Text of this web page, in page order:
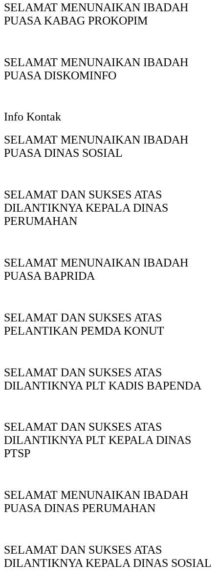
SELAMAT MENUNAIKAN IBADAH
PUASA KABAG PROKOPIM
SELAMAT MENUNAIKAN IBADAH
PUASA DISKOMINFO
Info Kontak
SELAMAT MENUNAIKAN IBADAH
PUASA DINAS SOSIAL
SELAMAT DAN SUKSES ATAS
DILANTIKNYA KEPALA DINAS
PERUMAHAN
SELAMAT MENUNAIKAN IBADAH
PUASA BAPRIDA
SELAMAT DAN SUKSES ATAS
PELANTIKAN PEMDA KONUT
SELAMAT DAN SUKSES ATAS
DILANTIKNYA PLT KADIS BAPENDA
SELAMAT DAN SUKSES ATAS
DILANTIKNYA PLT KEPALA DINAS
PTSP
SELAMAT MENUNAIKAN IBADAH
PUASA DINAS PERUMAHAN
SELAMAT DAN SUKSES ATAS
DILANTIKNYA KEPALA DINAS SOSIAL